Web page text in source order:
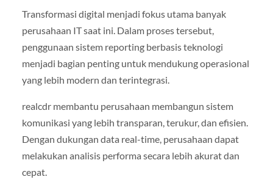
Transformasi digital menjadi fokus utama banyak
perusahaan IT saat ini. Dalam proses tersebut,
penggunaan sistem reporting berbasis teknologi
menjadi bagian penting untuk mendukung operasional
yang lebih modern dan terintegrasi.
realcdr membantu perusahaan membangun sistem
komunikasi yang lebih transparan, terukur, dan efisien.
Dengan dukungan data real-time, perusahaan dapat
melakukan analisis performa secara lebih akurat dan
cepat.